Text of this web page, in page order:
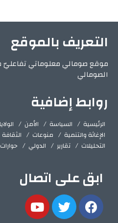
التعريف بالموقع
موقع صومالي معلوماتي تفاعليّ
الصومالي
روابط إضافية
الرئيسية السياسة الأمن
الإغاثة والتنمية
منوعات الثقافة
التحليلات
تقارير الدولي حوارات
ابق على اتصال